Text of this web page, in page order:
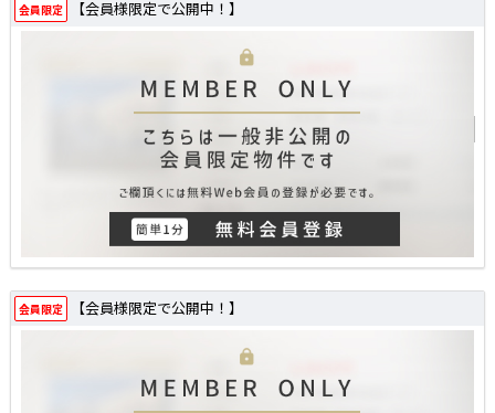
会員限定 【会員様限定で公開中！】
会員限定 【会員様限定で公開中！】